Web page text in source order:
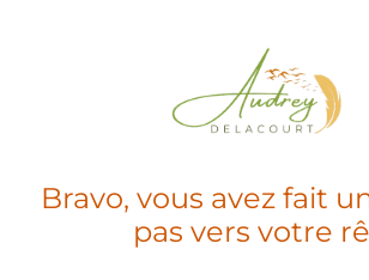
Bravo, vous avez fait
pas vers votre